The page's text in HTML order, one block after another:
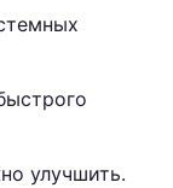
улучшить.